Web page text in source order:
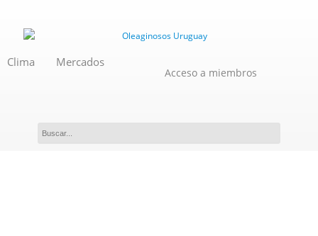
Clima Mercados
Acceso a miembros